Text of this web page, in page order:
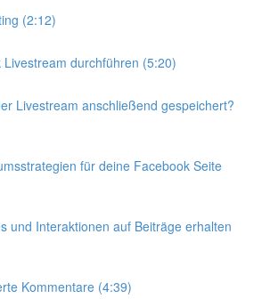
(2:12)
Livestream durchführen (5:20)
Livestream anschließend gespeichert?
für deine Facebook Seite
und Interaktionen auf Beiträge erhalten
Kommentare (4:39)